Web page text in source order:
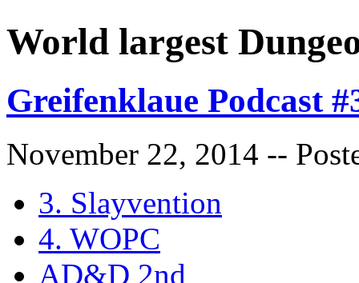
World largest
Greifenklaue Podcast
November 22, 2014 --
3. Slayvention
4. WOPC
AD&D 2nd